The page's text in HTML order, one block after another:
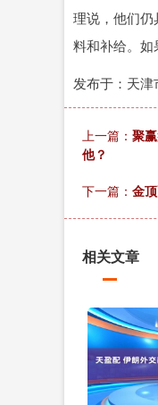
理说，他们
料和补给。如
发布于：天津
上一篇： 聚
他？
下一篇： 金
相关文章